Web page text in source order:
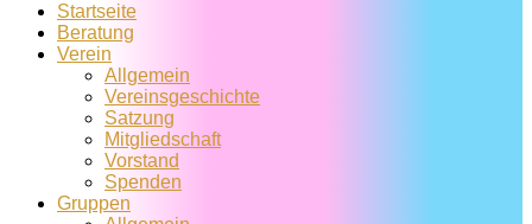
Startseite
Beratung
Verein
Allgemein
Vereins­geschichte
Satzung
Mitglied­schaft
Vorstand
Spenden
Gruppen